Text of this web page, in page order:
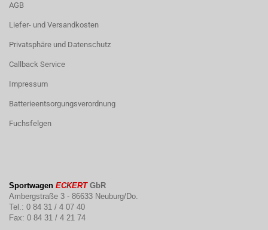
AGB
Liefer- und Versandkosten
Privatsphäre und Datenschutz
Callback Service
Impressum
Batterieentsorgungsverordnung
Fuchsfelgen
Sportwagen ECKERTGbR
Ambergstraße 3 - 86633 Neuburg/Do.
Tel.: 0 84 31 / 4 07 40
Fax: 0 84 31 / 4 21 74